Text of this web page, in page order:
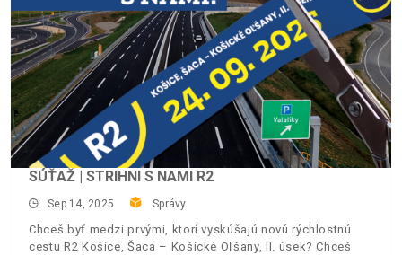
SÚŤAŽ | STRIHNI S NAMI R2
Sep 14, 2025 Správy
Chceš byť medzi prvými, ktorí vyskúšajú novú rýchlostnú
cestu R2 Košice, Šaca – Košické Oľšany, II. úsek? Chceš